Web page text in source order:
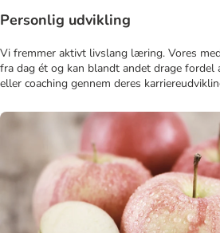
Personlig udvikling
Vi fremmer aktivt livslang læring. Vores
fra dag ét og kan blandt andet drage
eller coaching gennem deres